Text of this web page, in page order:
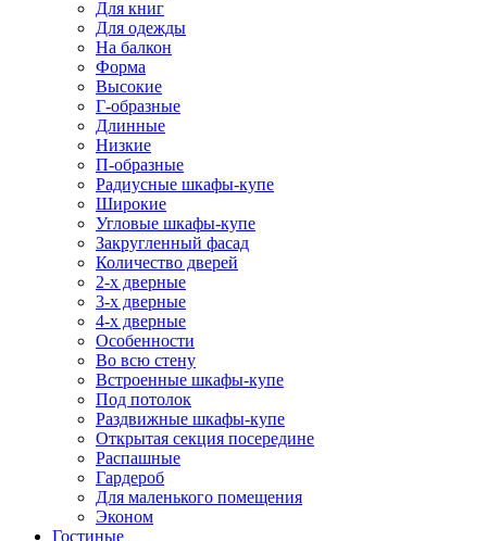
Для книг
Для одежды
На балкон
Форма
Высокие
Г-образные
Длинные
Низкие
П-образные
Радиусные шкафы-купе
Широкие
Угловые шкафы-купе
Закругленный фасад
Количество дверей
2-х дверные
3-х дверные
4-х дверные
Особенности
Во всю стену
Встроенные шкафы-купе
Под потолок
Раздвижные шкафы-купе
Открытая секция посередине
Распашные
Гардероб
Для маленького помещения
Эконом
Гостиные